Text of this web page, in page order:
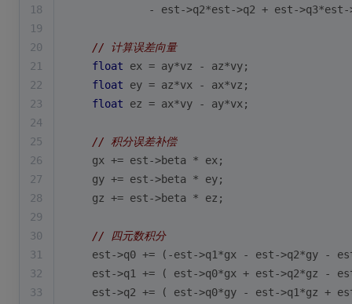
18
- est->q2*est->q2 + est->q3*est-
19
20
// 计算误差向量
21
float ex = ay*vz - az*vy;
22
float ey = az*vx - ax*vz;
23
float ez = ax*vy - ay*vx;
24
25
// 积分误差补偿
26
    gx += est->beta * ex;
27
    gy += est->beta * ey;
28
    gz += est->beta * ez;
29
30
// 四元数积分
31
est->q0 += (-est->q1*gx - est->q2*gy -
32
est->q1 += ( est->q0*gx + est->q2*gz -
33
est->q2 += ( est->q0*gy - est->q1*gz +